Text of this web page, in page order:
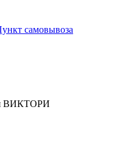
самовывоза
ВИКТОРИ